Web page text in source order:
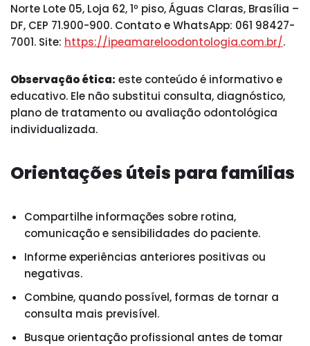
Norte Lote 05, Loja 62, 1º piso, Águas Claras, Brasília –
DF, CEP 71.900-900. Contato e WhatsApp: 061 98427-
7001. Site: https://ipeamareloodontologia.com.br/.
Observação ética: este conteúdo é informativo e
educativo. Ele não substitui consulta, diagnóstico,
plano de tratamento ou avaliação odontológica
individualizada.
Orientações úteis para famílias
Compartilhe informações sobre rotina,
comunicação e sensibilidades do paciente.
Informe experiências anteriores positivas ou
negativas.
Combine, quando possível, formas de tornar a
consulta mais previsível.
Busque orientação profissional antes de tomar